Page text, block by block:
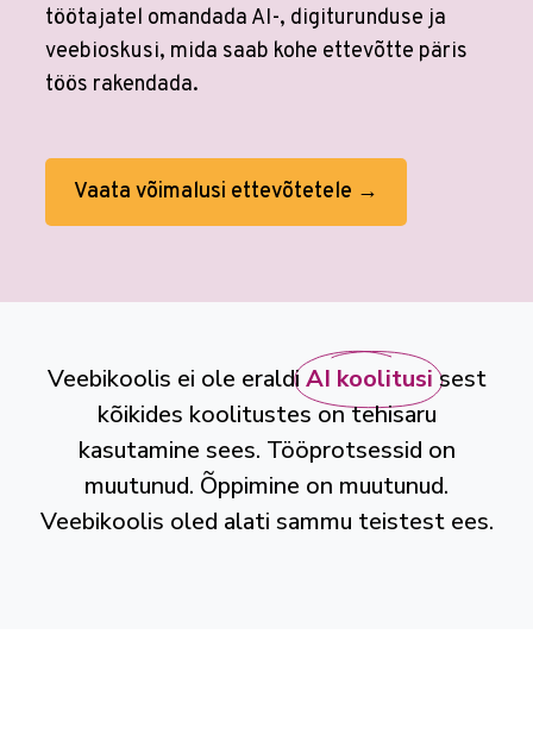
töötajatel omandada AI-, digiturunduse ja
veebioskusi, mida saab kohe ettevõtte päris
töös rakendada.
Vaata võimalusi ettevõtetele →
Veebikoolis ei ole eraldiAI koolitusi sest
kõikides koolitustes on tehisaru
kasutamine sees. Tööprotsessid on
muutunud. Õppimine on muutunud.
Veebikoolis oled alati sammu teistest ees.